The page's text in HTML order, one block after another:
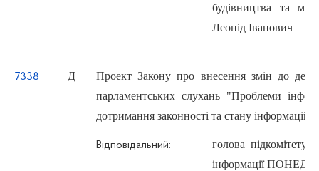
будівництва та
Леонід Іванович
7338 Д
Проект Закону про внесення змін до
парламентських слухань "Проблеми
дотримання законності та стану
Відповідальний:
голова підкомітету
інформації